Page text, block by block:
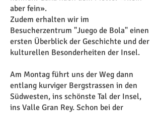
aber fein».
Zudem erhalten wir im
Besucherzentrum "Juego de Bola" einen
ersten Überblick der Geschichte und der
kulturellen Besonderheiten der Insel.
Am Montag führt uns der Weg dann
entlang kurviger Bergstrassen in den
Südwesten, ins schönste Tal der Insel,
ins Valle Gran Rey. Schon bei der